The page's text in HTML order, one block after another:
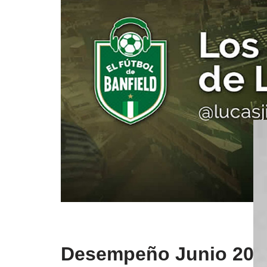
Desempeño Junio